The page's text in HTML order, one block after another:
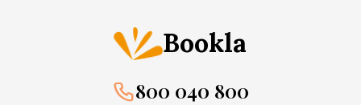
Bookla
800 040 800